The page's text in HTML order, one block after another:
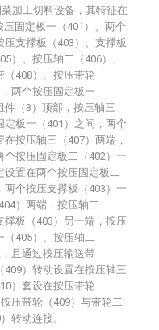
加工切料设备，其特征在
固定板一（401）、两个
支撑板（403）、支撑板
）、按压轴二（406）、
（408）、按压带轮
两个按压固定板一
件（3）顶部，按压轴三
定板一（401）之间，两个
按压轴三（407）两端，
按压固定板二（402）一
设置在两个按压固定板二
两个按压支撑板（403）一
）两端，按压轴二
撑板（403）另一端，按压
（405）、按压轴二
且通过按压输送带
409）转动设置在按压轴三
）套设在按压带轮
压带轮（409）与带轮二
转动连接。